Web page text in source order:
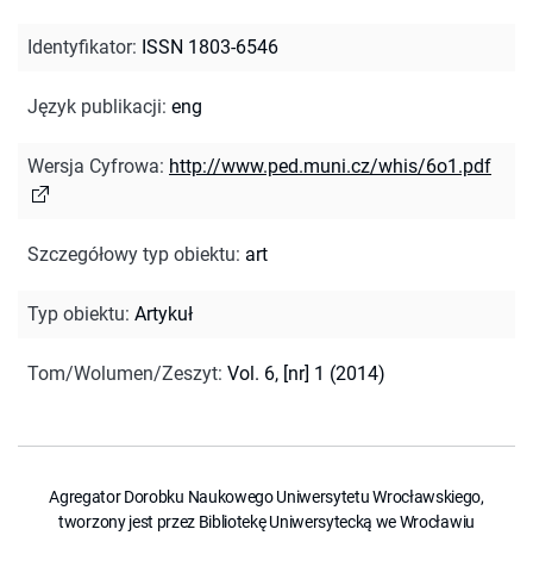
Identyfikator: ISSN 1803-6546
Język publikacji: eng
Wersja Cyfrowa: http://www.ped.muni.cz/whis/6o1.pdf
Szczegółowy typ obiektu: art
Typ obiektu: Artykuł
Tom/Wolumen/Zeszyt: Vol. 6, [nr] 1 (2014)
Agregator Dorobku Naukowego Uniwersytetu Wrocławskiego,
tworzony jest przez Bibliotekę Uniwersytecką we Wrocławiu